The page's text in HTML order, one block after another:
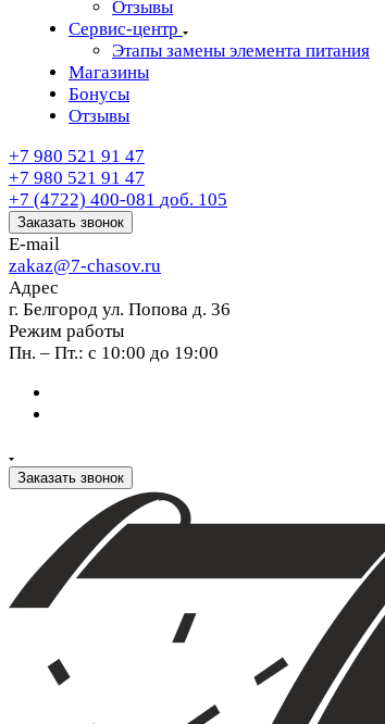
Отзывы
Сервис-центр
Этапы замены элемента питания
Магазины
Бонусы
Отзывы
+7 980 521 91 47
+7 980 521 91 47
+7 (4722) 400-081 доб. 105
Заказать звонок
E-mail
zakaz@7-chasov.ru
Адрес
г. Белгород ул. Попова д. 36
Режим работы
Пн. – Пт.: с 10:00 до 19:00
Заказать звонок